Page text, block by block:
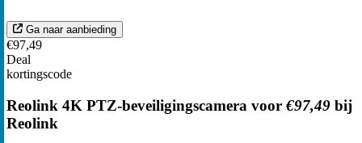
Ga naar aanbieding
€97,49
Deal
kortingscode
Reolink 4K PTZ-beveiligingscamera voor €97,49 bij
Reolink